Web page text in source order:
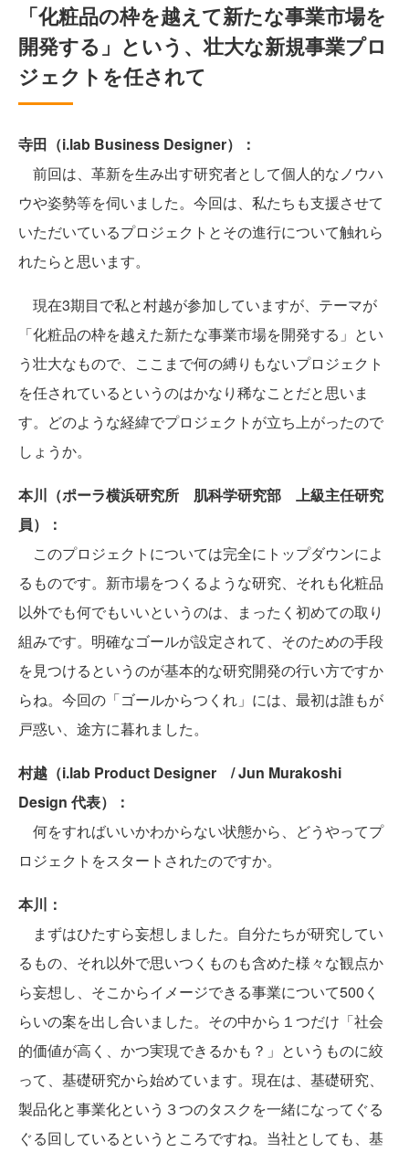
「化粧品の枠を越えて新たな事業市場を
開発する」という、壮大な新規事業プロ
ジェクトを任されて
寺田（i.lab Business Designer）：
前回は、革新を生み出す研究者として個人的なノウハ
ウや姿勢等を伺いました。今回は、私たちも支援させて
いただいているプロジェクトとその進行について触れら
れたらと思います。
現在3期目で私と村越が参加していますが、テーマが
「化粧品の枠を越えた新たな事業市場を開発する」とい
う壮大なもので、ここまで何の縛りもないプロジェクト
を任されているというのはかなり稀なことだと思いま
す。どのような経緯でプロジェクトが立ち上がったので
しょうか。
本川（ポーラ横浜研究所 肌科学研究部 上級主任研究
員）：
このプロジェクトについては完全にトップダウンによ
るものです。新市場をつくるような研究、それも化粧品
以外でも何でもいいというのは、まったく初めての取り
組みです。明確なゴールが設定されて、そのための手段
を見つけるというのが基本的な研究開発の行い方ですか
らね。今回の「ゴールからつくれ」には、最初は誰もが
戸惑い、途方に暮れました。
村越（i.lab Product Designer / Jun Murakoshi
Design 代表）：
何をすればいいかわからない状態から、どうやってプ
ロジェクトをスタートされたのですか。
本川：
まずはひたすら妄想しました。自分たちが研究してい
るもの、それ以外で思いつくものも含めた様々な観点か
ら妄想し、そこからイメージできる事業について500く
らいの案を出し合いました。その中から１つだけ「社会
的価値が高く、かつ実現できるかも？」というものに絞
って、基礎研究から始めています。現在は、基礎研究、
製品化と事業化という３つのタスクを一緒になってぐる
ぐる回しているというところですね。当社としても、基